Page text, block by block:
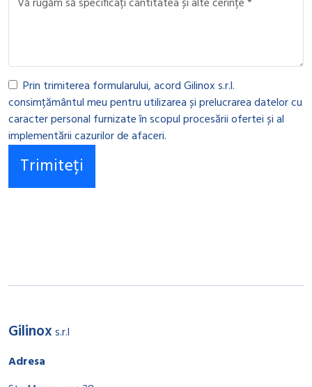
Prin trimiterea formularului, acord Gilinox s.r.l.
consimțământul meu pentru utilizarea și prelucrarea datelor cu
caracter personal furnizate în scopul procesării ofertei și al
implementării cazurilor de afaceri.
Gilinoxs.r.l
Adresa